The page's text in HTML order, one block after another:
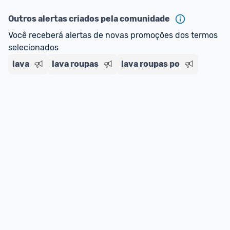
Outros alertas criados pela comunidade
Você receberá alertas de novas promoções dos termos
selecionados
lava
lava roupas lava roupas po